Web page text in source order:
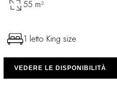
55 m²
1 letto King size
VEDERE LE DISPONIBILITÀ